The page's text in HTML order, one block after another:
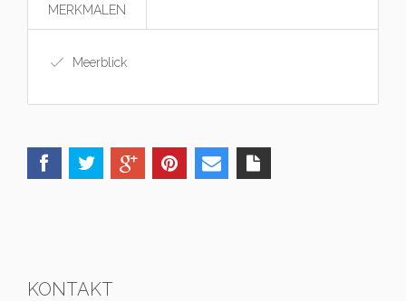
MERKMALEN
Meerblick
KONTAKT